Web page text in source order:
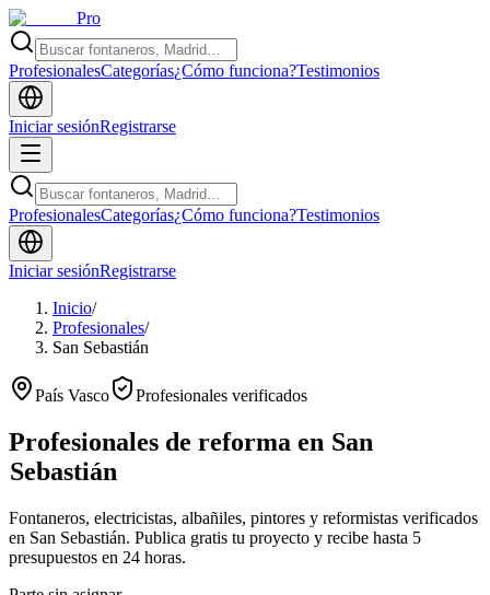
Pro
ProfesionalesCategorías¿Cómo funciona?Testimonios
Iniciar sesiónRegistrarse
ProfesionalesCategorías¿Cómo funciona?Testimonios
Iniciar sesiónRegistrarse
Inicio/
Profesionales/
San Sebastián
País Vasco Profesionales verificados
Profesionales de reforma en San
Sebastián
Fontaneros, electricistas, albañiles, pintores y reformistas verificados
en San Sebastián. Publica gratis tu proyecto y recibe hasta 5
presupuestos en 24 horas.